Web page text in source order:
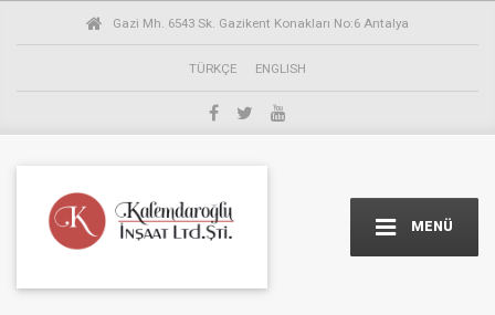
Gazi Mh. 6543 Sk. Gazikent Konakları No:6 Antalya
TÜRKÇE ENGLISH
MENÜ